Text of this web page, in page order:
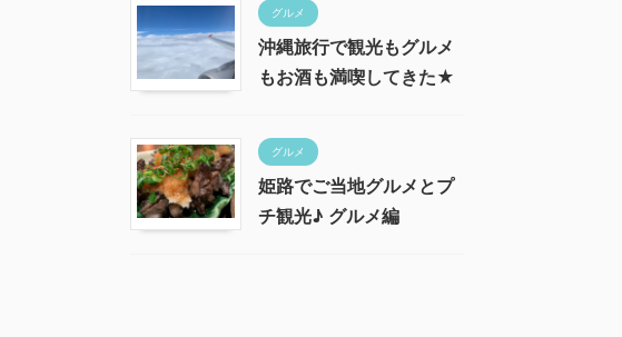
グルメ
沖縄旅行で観光もグルメ
もお酒も満喫してきた★
グルメ
姫路でご当地グルメとプ
チ観光♪ グルメ編